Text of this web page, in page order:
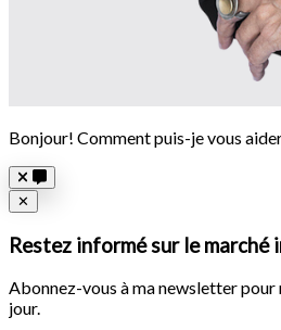
Bonjour! Comment puis-je vous
Close
✕
Restez informé sur le marché
Abonnez-vous à ma newsletter pour
jour.